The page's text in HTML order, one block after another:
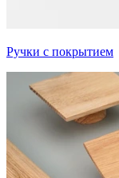
Ручки с покрытием